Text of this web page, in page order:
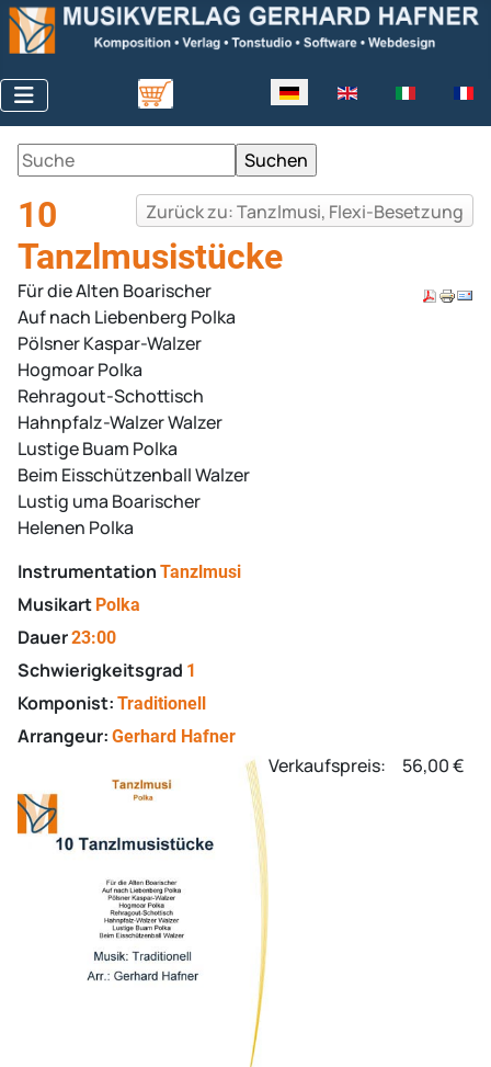
Sprache auswählen
Zurück zu: Tanzlmusi, Flexi-Besetzung
10
Tanzlmusistücke
Für die Alten Boarischer
Auf nach Liebenberg Polka
Pölsner Kaspar-Walzer
Hogmoar Polka
Rehragout-Schottisch
Hahnpfalz-Walzer Walzer
Lustige Buam Polka
Beim Eisschützenball Walzer
Lustig uma Boarischer
Helenen Polka
Instrumentation Tanzlmusi
Musikart Polka
Dauer23:00
Schwierigkeitsgrad 1
Komponist: Traditionell
Arrangeur: Gerhard Hafner
Verkaufspreis: 56,00 €